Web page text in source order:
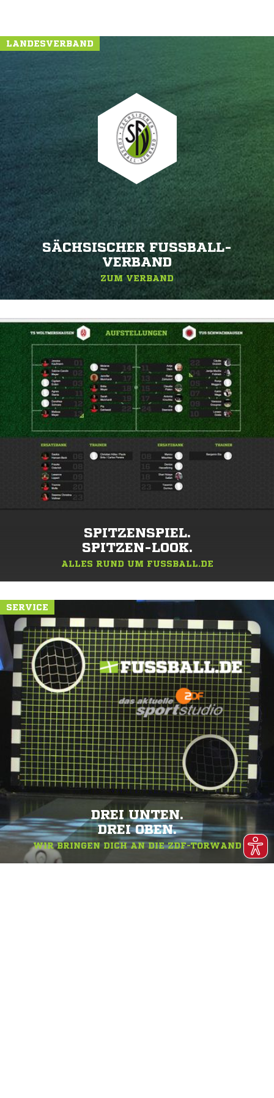
LANDESVERBAND
SÄCHSISCHER FUSSBALL-V
ERBAND
ZUM VERBAND
SPITZENSPIEL.
SPITZEN-LOOK.
ALLES RUND UM FUSSBALL.DE
SERVICE
DREI UNTEN.
DREI OBEN.
WIR BRINGEN DICH AN DIE ZDF-TORWAND